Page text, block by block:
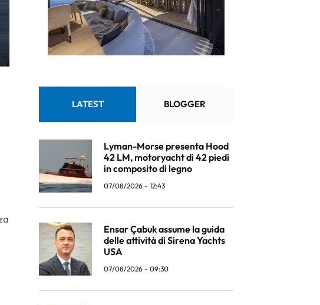
LATEST BLOGGER
Lyman-Morse presenta Hood
42 LM, motoryacht di 42 piedi
in composito di legno
07/08/2026 - 12:43
Ensar Çabuk assume la guida
delle attività di Sirena Yachts
USA
07/08/2026 - 09:30